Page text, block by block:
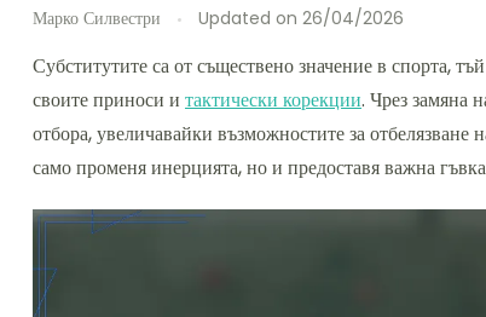
Марко Силвестри Updated on 26/04/2026
Субститутите са от съществено значение в спорта,
своите приноси и тактически корекции. Чрез замяна
отбора, увеличавайки възможностите за
само променя инерцията, но и предоставя важна